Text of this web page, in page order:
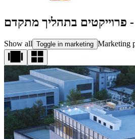
פרוייקטים בתהליך מתקדם
Show all Toggle in marketing Marketing